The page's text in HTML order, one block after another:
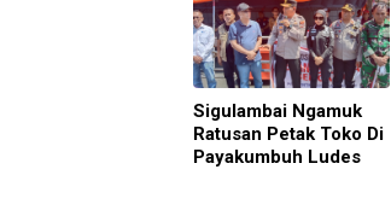
Sigulambai Ngamuk
Ratusan Petak Toko Di
Payakumbuh Ludes